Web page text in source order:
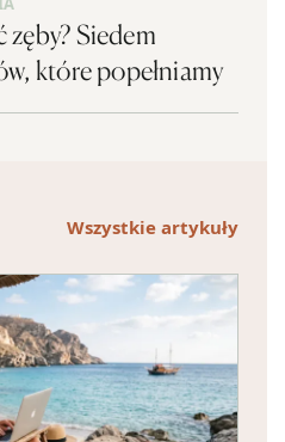
zęby? Siedem
które popełniamy
Wszystkie artykuły